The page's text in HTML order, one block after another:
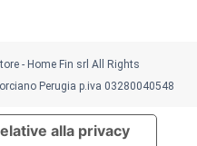
- Home Fin srl All Rights
Perugia p.iva 03280040548
alla privacy